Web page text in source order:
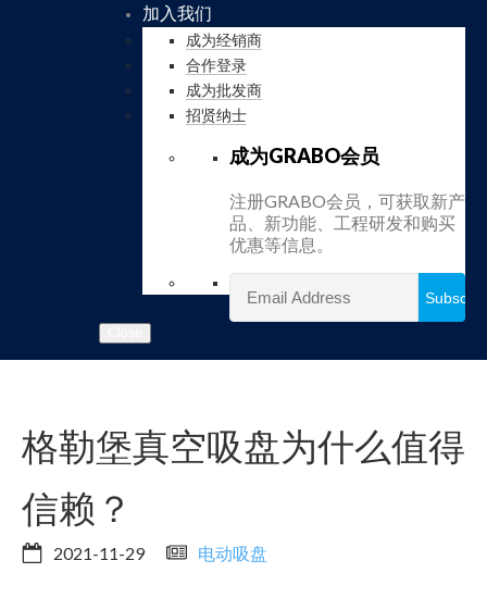
加入我们
成为经销商
合作登录
成为批发商
招贤纳士
成为GRABO会员
注册GRABO会员，可获取新产
品、新功能、工程研发和购买
优惠等信息。
格勒堡真空吸盘为什么值得
信赖？
2021-11-29 电动吸盘